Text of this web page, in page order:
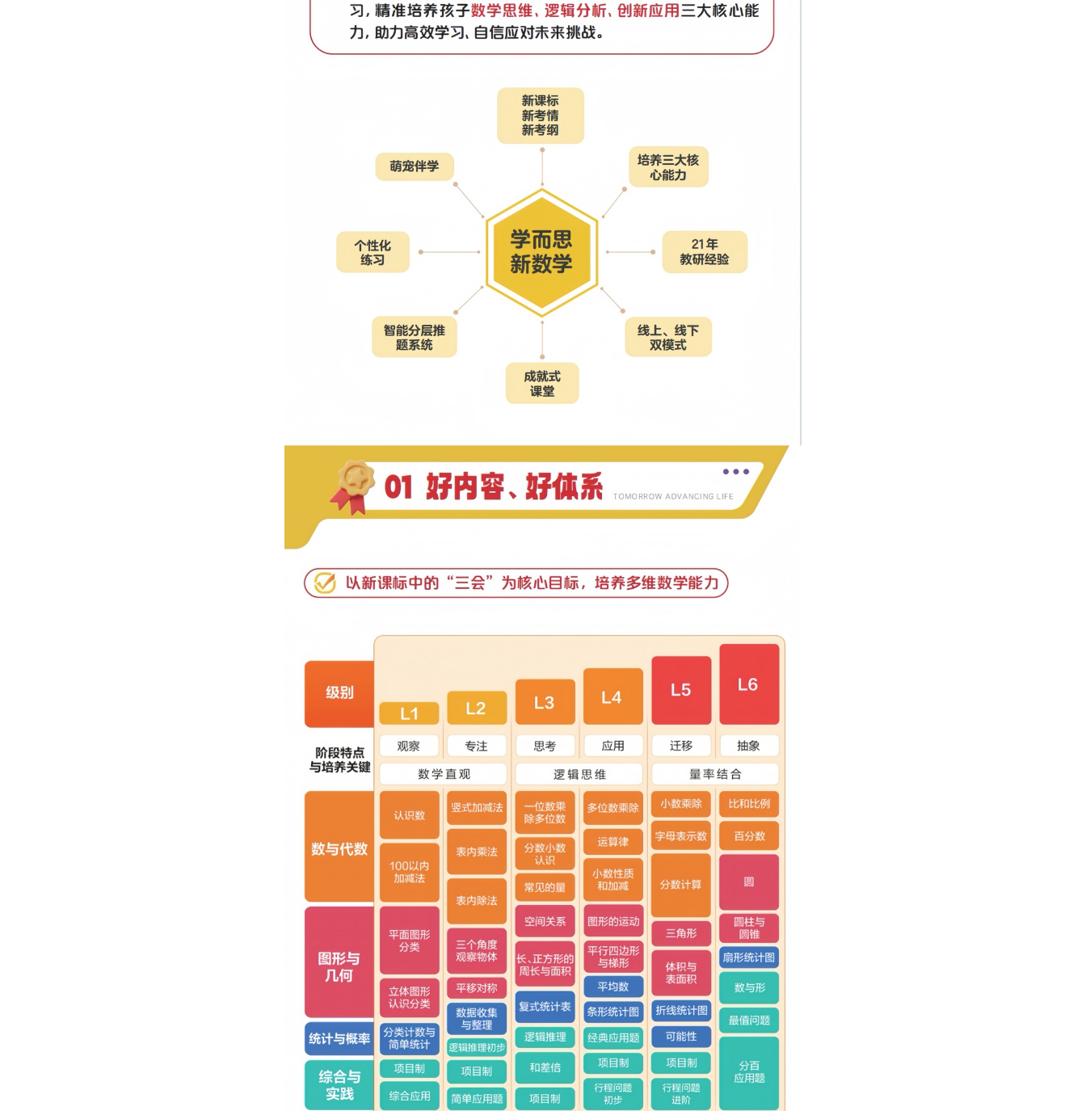
课程周期：共12个月
1月课包课时数：48次正课+4节月度复习课程(26年七八九十4个月)
课时数：48次正课+12节月度复习课程
课时数：24次正课+6节月度复习课程
365天伴学服务 辅导孩子不费妈
【版本选择】1月新课包区分ABC版，C版为首次上新；C版包含L1、L2两个年级；选择方
2、沪教1、2年级推荐全国C版1、2年级
3、沪教3年级推荐全国A版3年级；
沪教4年级推荐全国A版5年级；沪教5年级推荐全国A版6
【课程级别】孩子是几年级就推荐报L几。五四制的三年级以上，加一个年级，比如五四制的
四年级拍L5~
【课程时长】
L0：50分钟（包含课间休息，每周1次课）
L3-L6：90分钟（包含课间休息，每周1次课）
L0：by周上课，寒暑不集中行课
L1-L6：寒假集训共8天，根据所购买期数上课
寒一期：1月26日-2月2日
寒二期：2月5日-2月12日
寒三期：2月22日-3月1日